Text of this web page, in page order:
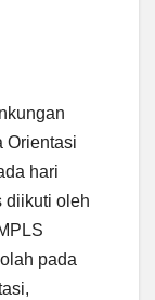
Orientasi
hari
diikuti oleh
pada